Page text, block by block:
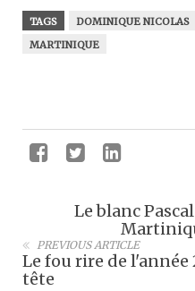
TAGS DOMINIQUE NICOLAS
MARTINIQUE
Le blanc
PREVIOUS ARTICLE
Le fou rire de l'année
tête